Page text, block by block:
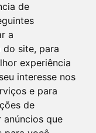
de
a
do site, para
experiência
interesse nos
e para
de
anúncios que